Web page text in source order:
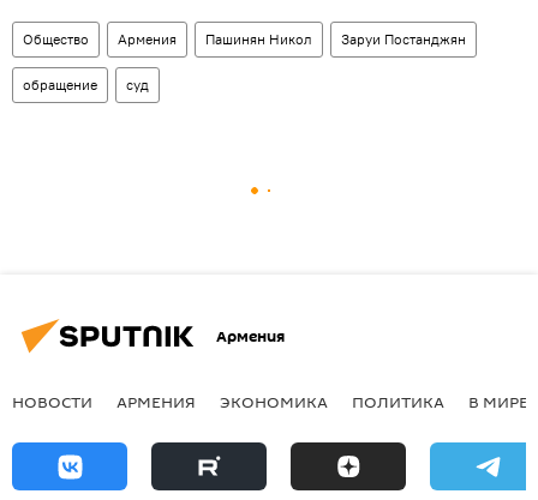
Общество Армения Пашинян Никол Заруи Постанджян
обращение суд
Армения
НОВОСТИ АРМЕНИЯ ЭКОНОМИКА ПОЛИТИКА В МИРЕ